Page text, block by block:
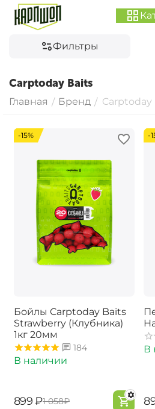
Фильтры
Carptoday Baits
Главная / Бренд / Carptoday
-15%
Бойлы Carptoday Baits
Strawberry (Клубника)
1кг 20мм
184
В наличии
‍899‍ ₽‍1 058‍₽
-
В